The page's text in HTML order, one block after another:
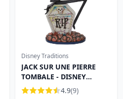
Disney Traditions
JACK SUR UNE PIERRE
TOMBALE - DISNEY
TRADITIONS4.9(9)